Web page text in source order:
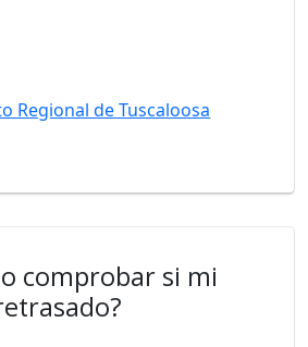
Regional de Tuscaloosa
comprobar si mi